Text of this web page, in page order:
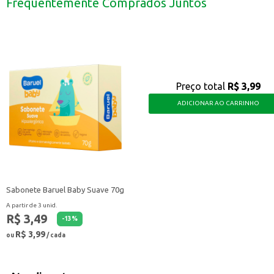
Com o Sabonete Gipsy Desejo de Morango, você garante uma sensação
Frequentemente Comprados Juntos
Sabonete Baruel Baby Suave 70g
A partir de 3 unid.
R$ 3,49 -13%
ou R$ 3,99/ cada
Preço total R$ 3,99
ADICIONAR AO CARRINHO